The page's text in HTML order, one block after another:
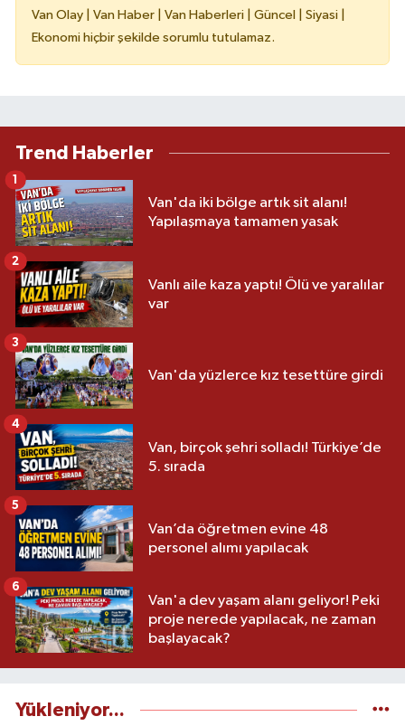
Van Olay | Van Haber | Van Haberleri | Güncel | Siyasi |
Ekonomi hiçbir şekilde sorumlu tutulamaz.
Trend Haberler
Van'da iki bölge artık sit alanı!
Yapılaşmaya tamamen yasak
1
Vanlı aile kaza yaptı! Ölü ve yaralılar
var
2
Van'da yüzlerce kız tesettüre girdi
3
Van, birçok şehri solladı! Türkiye’de
5. sırada
4
Van’da öğretmen evine 48
personel alımı yapılacak
5
Van'a dev yaşam alanı geliyor! Peki
proje nerede yapılacak, ne zaman
başlayacak?
6
Yükleniyor...